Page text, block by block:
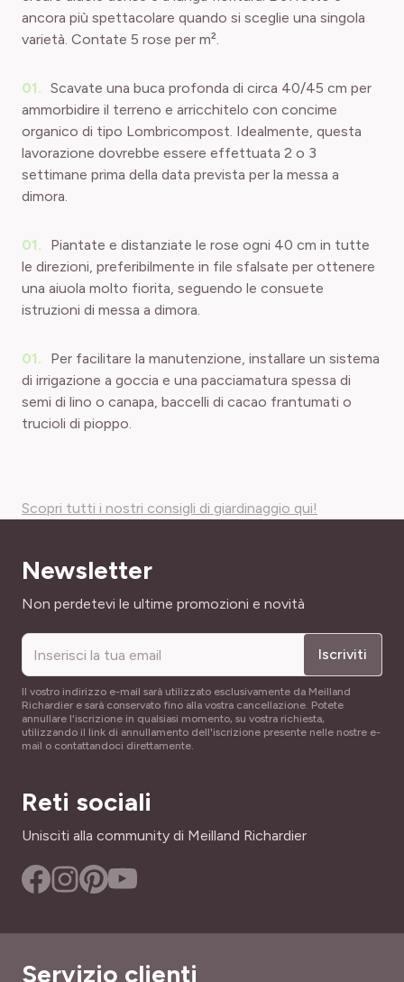
ancora più spettacolare quando si sceglie una singola
varietà. Contate 5 rose per m².
Scavate una buca profonda di circa 40/45 cm per
ammorbidire il terreno e arricchitelo con concime
organico di tipo Lombricompost. Idealmente, questa
lavorazione dovrebbe essere effettuata 2 o 3
settimane prima della data prevista per la messa a
dimora.
Piantate e distanziate le rose ogni 40 cm in tutte
le direzioni, preferibilmente in file sfalsate per ottenere
una aiuola molto fiorita, seguendo le consuete
istruzioni di messa a dimora.
Per facilitare la manutenzione, installare un sistema
di irrigazione a goccia e una pacciamatura spessa di
semi di lino o canapa, baccelli di cacao frantumati o
trucioli di pioppo.
Scopri tutti i nostri consigli di giardinaggio qui!
Newsletter
Indirizzo email
Non perdetevi le ultime promozioni e novità
Iscriviti
Il vostro indirizzo e-mail sarà utilizzato esclusivamente da Meilland
Richardier e sarà conservato fino alla vostra cancellazione. Potete
annullare l'iscrizione in qualsiasi momento, su vostra richiesta,
utilizzando il link di annullamento dell'iscrizione presente nelle nostre e-
mail o contattandoci direttamente.
Reti sociali
Unisciti alla community di Meilland Richardier
Servizio clienti